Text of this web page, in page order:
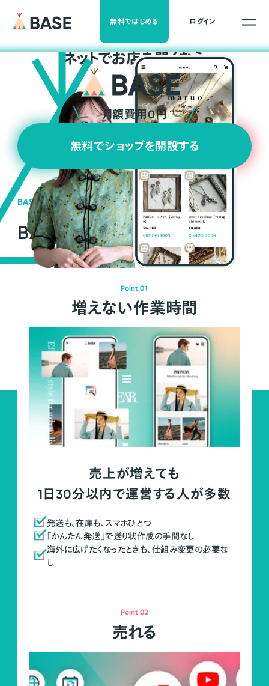
無料ではじめる ログイン
ネットでお店を開くなら
月額費用0円
無料でショップを開設する
BASEの強み
BASEが強い3つの理由
Point 01
増えない作業時間
売上が増えても
1日30分以内で運営する人が多数
発送も、在庫も、スマホひとつ
「かんたん発送」で送り状作成の手間なし
海外に広げたくなったときも、仕組み変更の必要な
し
Point 02
売れる